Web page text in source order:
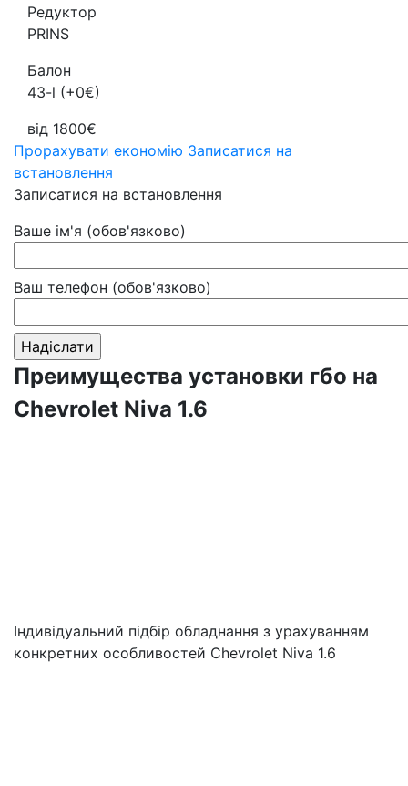
Редуктор
PRINS
Балон
43-l (+0€)
від 1800€
Прорахувати економію Записатися на
встановлення
Записатися на встановлення
Ваше ім'я (обов'язково)
Ваш телефон (обов'язково)
Преимущества установки гбо на
Chevrolet Niva 1.6
Індивідуальний підбір обладнання з урахуванням
конкретних особливостей Chevrolet Niva 1.6